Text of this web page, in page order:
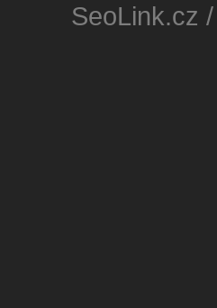
SeoLink.cz /